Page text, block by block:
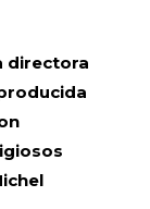
directora